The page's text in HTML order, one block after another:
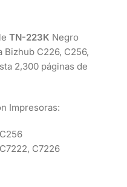
TN-223K Negro
Bizhub C226, C256,
2,300 páginas de
Impresoras:
C7226